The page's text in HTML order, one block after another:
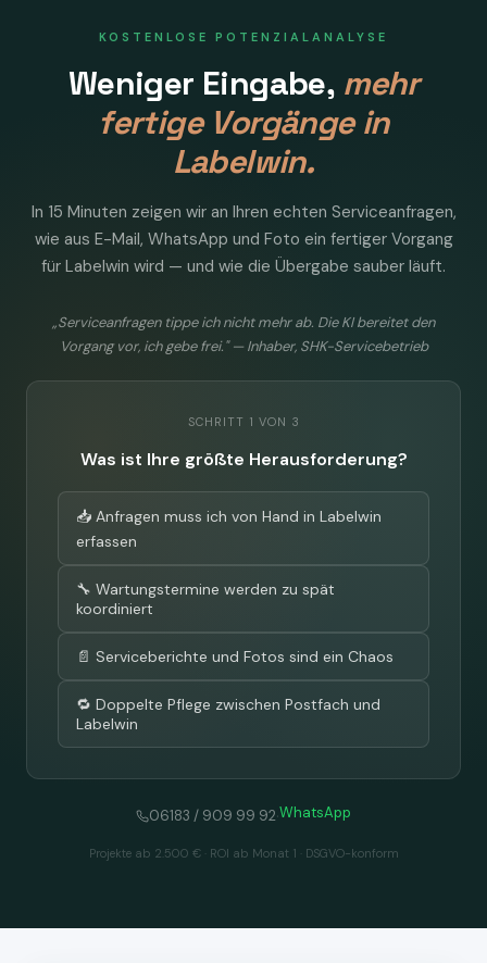
KOSTENLOSE POTENZIALANALYSE
Weniger Eingabe, mehr
fertige Vorgänge in
Labelwin.
In 15 Minuten zeigen wir an Ihren echten Serviceanfragen,
wie aus E-Mail, WhatsApp und Foto ein fertiger Vorgang
für Labelwin wird — und wie die Übergabe sauber läuft.
„Serviceanfragen tippe ich nicht mehr ab. Die KI bereitet den
Vorgang vor, ich gebe frei." — Inhaber, SHK-Servicebetrieb
SCHRITT 1 VON 3
Was ist Ihre größte Herausforderung?
📥 Anfragen muss ich von Hand in Labelwin
erfassen
🔧 Wartungstermine werden zu spät
koordiniert
📄 Serviceberichte und Fotos sind ein Chaos
🔁 Doppelte Pflege zwischen Postfach und
Labelwin
06183 / 909 99 92·WhatsApp
Projekte ab 2.500 € · ROI ab Monat 1 · DSGVO-konform